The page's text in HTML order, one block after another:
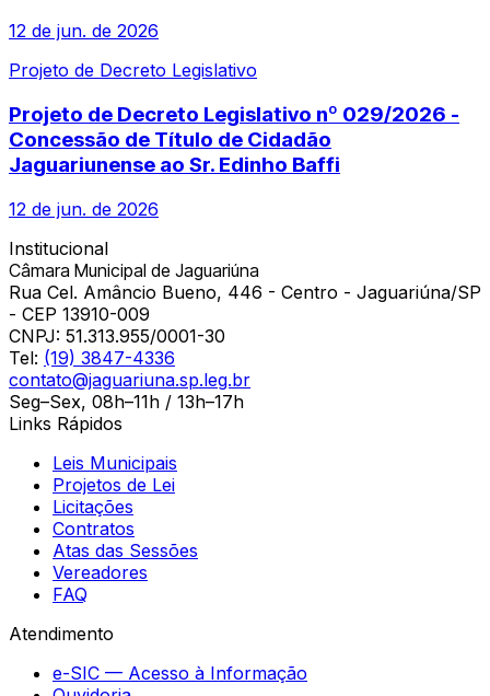
12 de jun. de 2026
Projeto de Decreto Legislativo
Projeto de Decreto Legislativo nº 029/2026 -
Concessão de Título de Cidadão
Jaguariunense ao Sr. Edinho Baffi
12 de jun. de 2026
Institucional
Câmara Municipal de Jaguariúna
Rua Cel. Amâncio Bueno, 446 - Centro - Jaguariúna/SP
- CEP 13910-009
CNPJ: 51.313.955/0001-30
Tel: (19) 3847-4336
contato@jaguariuna.sp.leg.br
Seg–Sex, 08h–11h / 13h–17h
Links Rápidos
Leis Municipais
Projetos de Lei
Licitações
Contratos
Atas das Sessões
Vereadores
FAQ
Atendimento
e-SIC — Acesso à Informação